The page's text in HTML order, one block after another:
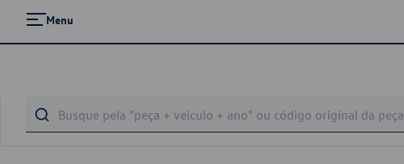
Menu